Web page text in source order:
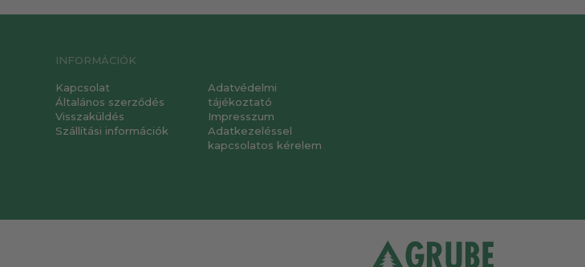
INFORMÁCIÓK
Kapcsolat
Általános szerződés
Visszaküldés
Szállítási információk
Adatvédelmi
tájékoztató
Impresszum
Adatkezeléssel
kapcsolatos kérelem